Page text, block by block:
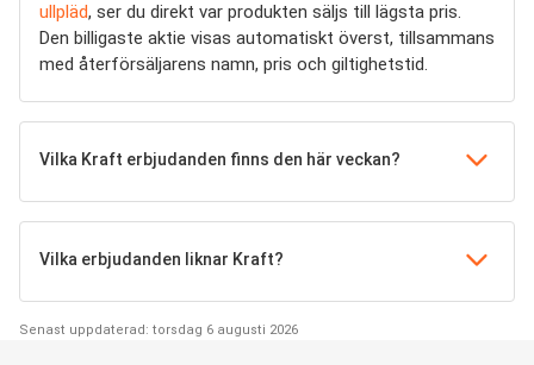
ullpläd, ser du direkt var produkten säljs till lägsta pris.
Den billigaste aktie visas automatiskt överst, tillsammans
med återförsäljarens namn, pris och giltighetstid.
Vilka Kraft erbjudanden finns den här veckan?
Vilka erbjudanden liknar Kraft?
Senast uppdaterad: torsdag 6 augusti 2026